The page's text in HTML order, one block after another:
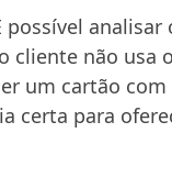
possível
cliente não usa
um cartão
certa para